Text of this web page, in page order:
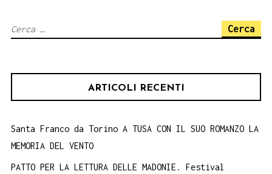
Ricerca
ARTICOLI RECENTI
Santa Franco da Torino A TUSA CON IL SUO ROMANZO LA
MEMORIA DEL VENTO
PATTO PER LA LETTURA DELLE MADONIE. Festival